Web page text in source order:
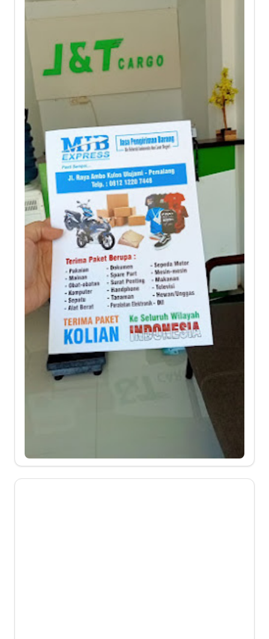
J&T Cargo Dusun III,
Ambokulon, Comal, Pemalang
4G7X+M4R, Dusun III, Ambokulon, Kec.
Comal, Kabupaten Pemalang, Jawa Tengah
Senin-Sabtu | 09:00-17:00